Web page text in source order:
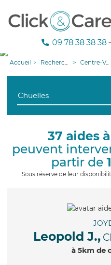
09 78 38 38 38
Accueil Recherche aide à domicile Centre-Val de Loire
37 aides
peuvent
partir de
Sous réserve de leur
Leopold J.,
à 5km de